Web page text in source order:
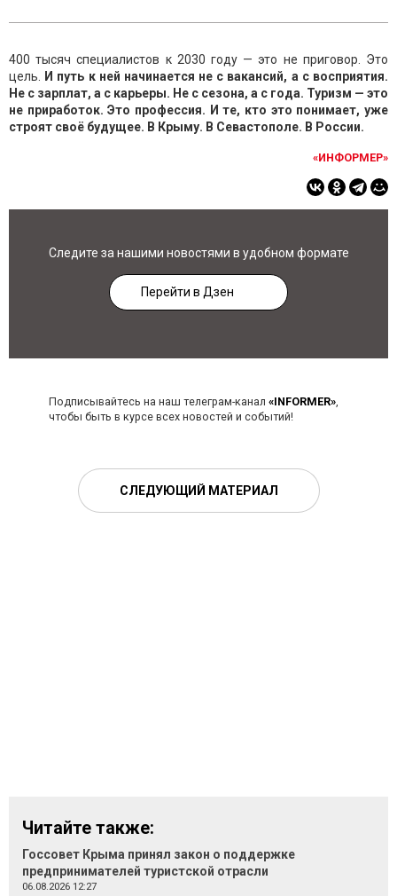
400 тысяч специалистов к 2030 году — это не приговор. Это
цель.
И путь к ней начинается не с вакансий, а с восприятия.
Не с зарплат, а с карьеры. Не с сезона, а с года. Туризм — это
не приработок. Это профессия. И те, кто это понимает, уже
строят своё будущее. В Крыму. В Севастополе. В России.
«ИНФОРМЕР»
Следите за нашими новостями в удобном формате
Перейти в Дзен
Подписывайтесь на наш телеграм-канал «INFORMER»,
чтобы быть в курсе всех новостей и событий!
СЛЕДУЮЩИЙ МАТЕРИАЛ
Читайте также:
Госсовет Крыма принял закон о поддержке
предпринимателей туристской отрасли
06.08.2026 12:27